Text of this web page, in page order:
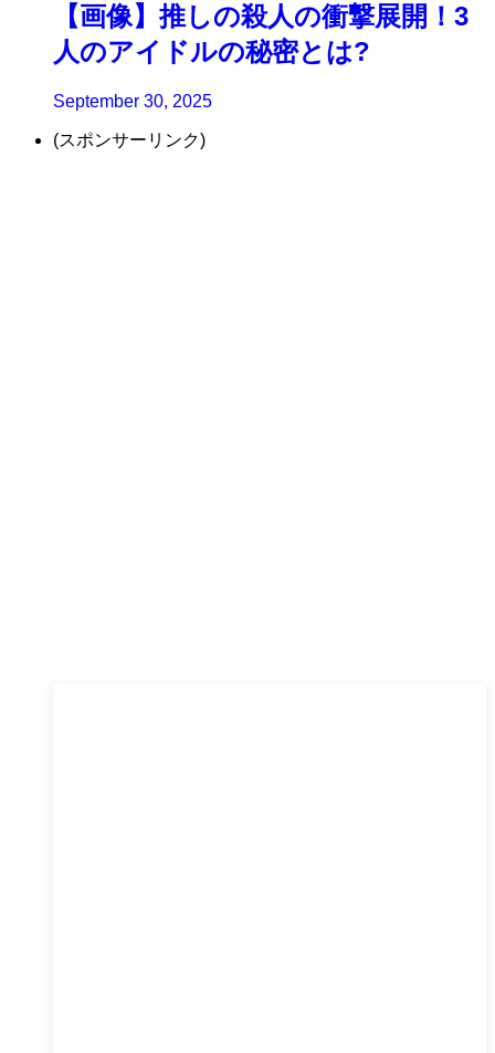
【画像】推しの殺人の衝撃展開！3
人のアイドルの秘密とは?
September 30, 2025
(スポンサーリンク)